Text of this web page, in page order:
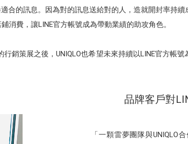
合的訊息。因為對的訊息送給對的人，造就開封率持
消費，讓LINE官方帳號成為帶動業績的助攻角色。
行銷策展之後，UNIQLO也希望未來持續以LINE官方帳
品牌客戶對
「一顆雷夢團隊與UNIQLO